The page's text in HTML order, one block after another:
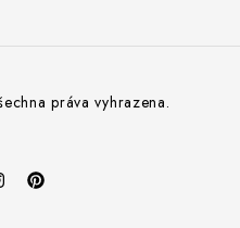
práva vyhrazena.